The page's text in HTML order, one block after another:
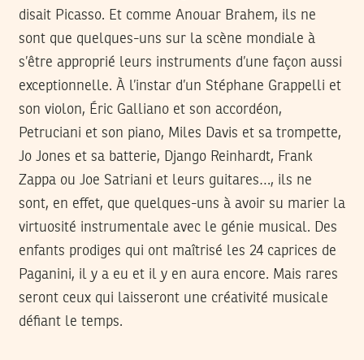
disait Picasso. Et comme Anouar Brahem, ils ne
sont que quelques-uns sur la scène mondiale à
s’être approprié leurs instruments d’une façon aussi
exceptionnelle. À l’instar d’un Stéphane Grappelli et
son violon, Éric Galliano et son accordéon,
Petruciani et son piano, Miles Davis et sa trompette,
Jo Jones et sa batterie, Django Reinhardt, Frank
Zappa ou Joe Satriani et leurs guitares…, ils ne
sont, en effet, que quelques-uns à avoir su marier la
virtuosité instrumentale avec le génie musical. Des
enfants prodiges qui ont maîtrisé les 24 caprices de
Paganini, il y a eu et il y en aura encore. Mais rares
seront ceux qui laisseront une créativité musicale
défiant le temps.